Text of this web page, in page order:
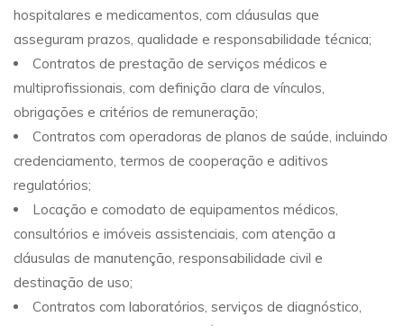
hospitalares e medicamentos, com cláusulas que
asseguram prazos, qualidade e responsabilidade técnica;
Contratos de prestação de serviços médicos e
multiprofissionais, com definição clara de vínculos,
obrigações e critérios de remuneração;
Contratos com operadoras de planos de saúde, incluindo
credenciamento, termos de cooperação e aditivos
regulatórios;
Locação e comodato de equipamentos médicos,
consultórios e imóveis assistenciais, com atenção a
cláusulas de manutenção, responsabilidade civil e
destinação de uso;
Contratos com laboratórios, serviços de diagnóstico,